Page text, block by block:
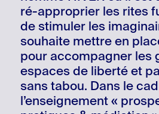
ré-approprier les rites
de stimuler les
souhaite mettre en
pour accompagner les
espaces de liberté et
sans tabou. Dans le
l’enseignement «